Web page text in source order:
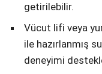
getirilebilir.
Vücut lifi veya
ile hazırlanmış
deneyimi